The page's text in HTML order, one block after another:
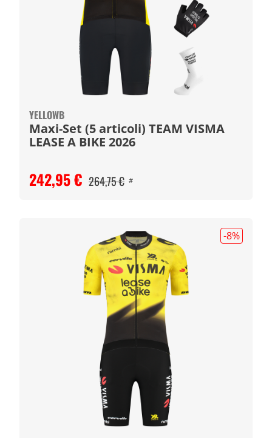
YELLOWB
Maxi-Set (5 articoli) TEAM VISMA
LEASE A BIKE 2026
242,95 € 264,75 € #
-8%